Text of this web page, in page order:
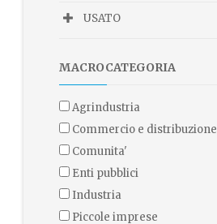
USATO
MACROCATEGORIA
agrindustria
commercio e distribuzione
comunita'
enti pubblici
industria
piccole imprese